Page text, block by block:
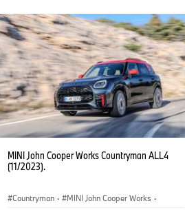
MINI John Cooper Works Countryman ALL4
(11/2023).
Countryman · MINI John Cooper Works ·